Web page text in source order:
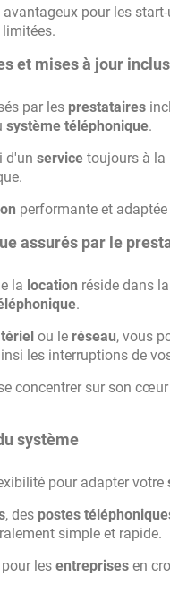
pour les
et mises à jour
par les prestataires
système téléphonique.
d'un service toujours à la
performante et
assurés par le
la location réside dans
.
ou le réseau, vous
les interruptions de
concentrer sur son
système
pour adapter votre
, des postes
simple et rapide.
les entreprises en